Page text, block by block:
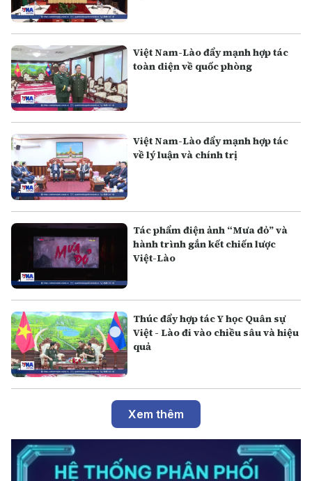
Việt Nam-Lào đẩy mạnh hợp tác
toàn diện về quốc phòng
Việt Nam-Lào đẩy mạnh hợp tác
về lý luận và chính trị
Tác phẩm điện ảnh “Mưa đỏ” và
hành trình gắn kết chiến lược
Việt-Lào
Thúc đẩy hợp tác Y học Quân sự
Việt - Lào đi vào chiều sâu và hiệu
quả
Xem thêm